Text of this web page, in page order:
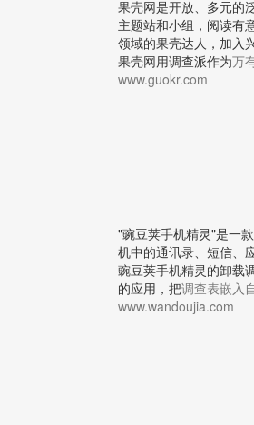
果壳网是开放、多元的
主题站和小组，阅读有
领域的果壳达人，加入
果壳网用调查派作为万
www.guokr.com
"豌豆荚手机精灵"是一
机中的通讯录、短信、
豌豆荚手机精灵的卸载
的应用，把调查表嵌入
www.wandoujia.com